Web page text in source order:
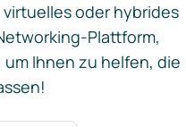
oder hybrides
Plattform,
Ihnen zu helfen, die